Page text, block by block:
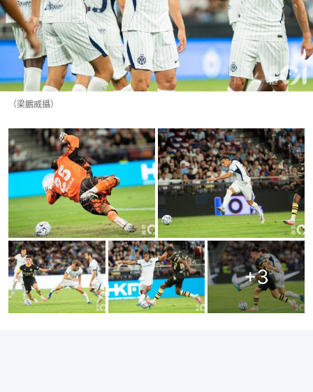
（梁鵬威攝）
+3